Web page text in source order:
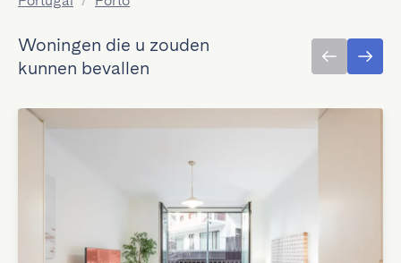
Woningen die u zouden
kunnen bevallen